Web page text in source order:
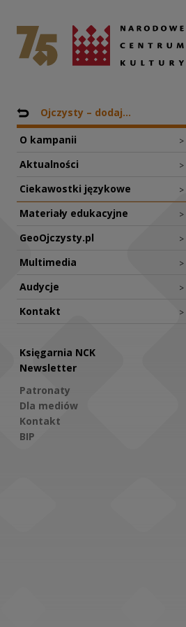
A NUŻ,
Narodowe Centrum Kultury
Nawigacja
Powrót do: Projekty
Ojczysty – dodaj...
O kampanii >
Aktualności >
Ciekawostki językowe >
Materiały edukacyjne >
GeoOjczysty.pl >
Multimedia >
Audycje >
Kontakt >
Księgarnia NCK
Newsletter
Patronaty
Dla mediów
Kontakt
BIP